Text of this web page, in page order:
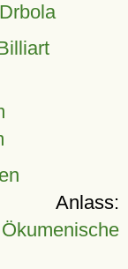
Anlass: